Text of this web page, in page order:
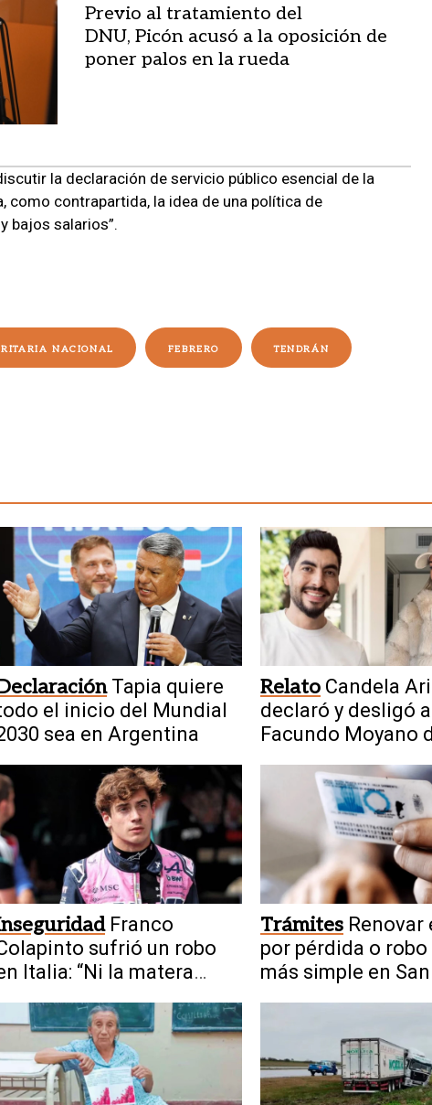
Previo al tratamiento del
DNU, Picón acusó a la oposición de
poner palos en la rueda
la declaración de servicio público esencial de la
como contrapartida, la idea de una política de
bajos salarios”.
NACIONAL FEBRERO TENDRÁN
Tapia quiere
el inicio del Mundial
sea en Argentina
Relato Candela
declaró y desligó a
Facundo Moyano
Franco
sufrió un robo
Italia: “Ni la matera
Trámites Renovar
por pérdida o robo
más simple en